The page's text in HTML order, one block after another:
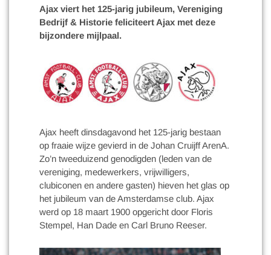
Ajax viert het 125-jarig jubileum, Vereniging
Bedrijf & Historie feliciteert Ajax met deze
bijzondere mijlpaal.
Ajax heeft dinsdagavond het 125-jarig bestaan
op fraaie wijze gevierd in de Johan Cruijff ArenA.
Zo’n tweeduizend genodigden (leden van de
vereniging, medewerkers, vrijwilligers,
clubiconen en andere gasten) hieven het glas op
het jubileum van de Amsterdamse club. Ajax
werd op 18 maart 1900 opgericht door Floris
Stempel, Han Dade en Carl Bruno Reeser.